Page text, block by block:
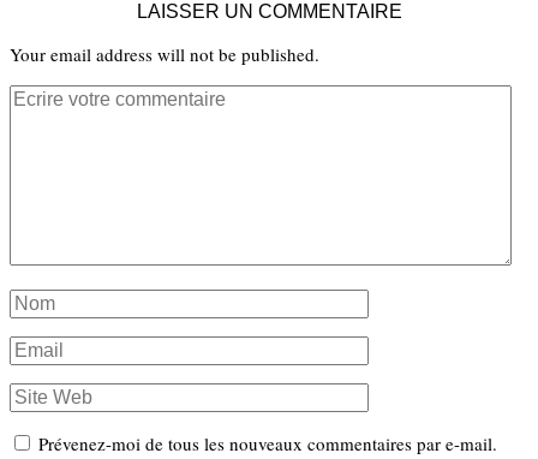
LAISSER UN COMMENTAIRE
Your email address will not be published.
Prévenez-moi de tous les nouveaux commentaires par e-mail.